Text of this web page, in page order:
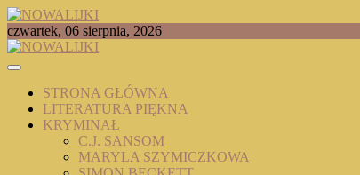
Skip
to
content
NOWALIJKI
TOMASZ RADOCHOŃSKI PISZE O KSIĄŻKACH
czwartek, 06 sierpnia, 2026
STRONA GŁÓWNA
LITERATURA PIĘKNA
KRYMINAŁ
C.J. SANSOM
MARYLA SZYMICZKOWA